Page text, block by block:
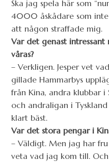
Ska jag spela här som
4000 åskådare som inte
att någon straffade mig.
Var det genast
våras?
– Verkligen. Jesper vet
gillade Hammarbys
från Kina, andra klubbar
och andraligan i
klart bäst.
Var det stora pengar i
– Väldigt. Men jag har
veta vad jag kom till.